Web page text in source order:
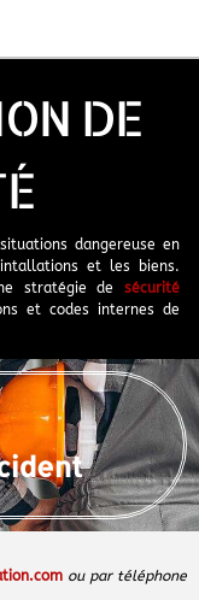
DE
dangereuse en
et les biens.
stratégie de sécurité
et codes internes de
ou par téléphone